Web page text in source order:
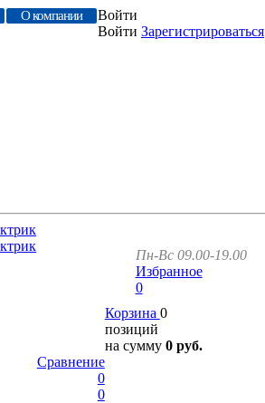
О компании
Войти
Войти Зарегистрироваться
Пн-Вс 09.00-19.00
Избранное
0
Корзина 0
позиций
на сумму 0 руб.
Сравнение
0
0